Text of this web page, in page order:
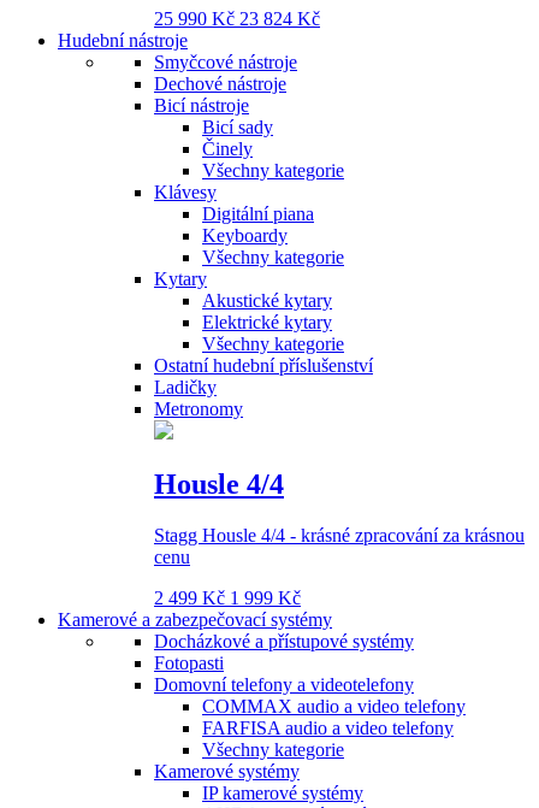
25 990 Kč 23 824 Kč
Hudební nástroje
Smyčcové nástroje
Dechové nástroje
Bicí nástroje
Bicí sady
Činely
Všechny kategorie
Klávesy
Digitální piana
Keyboardy
Všechny kategorie
Kytary
Akustické kytary
Elektrické kytary
Všechny kategorie
Ostatní hudební příslušenství
Ladičky
Metronomy
Housle 4/4
Stagg Housle 4/4 - krásné zpracování za krásnou
cenu
2 499 Kč 1 999 Kč
Kamerové a zabezpečovací systémy
Docházkové a přístupové systémy
Fotopasti
Domovní telefony a videotelefony
COMMAX audio a video telefony
FARFISA audio a video telefony
Všechny kategorie
Kamerové systémy
IP kamerové systémy